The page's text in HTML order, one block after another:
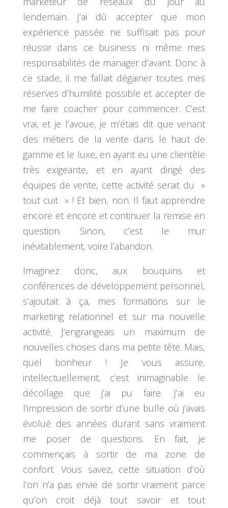
lendemain. J’ai dû accepter que mon
expérience passée ne suffisait pas pour
réussir dans ce business ni même mes
responsabilités de manager d’avant. Donc à
ce stade, il me fallait dégainer toutes mes
réserves d’humilité possible et accepter de
me faire coacher pour commencer. C’est
vrai, et je l’avoue, je m’étais dit que venant
des métiers de la vente dans le haut de
gamme et le luxe, en ayant eu une clientèle
très exigeante, et en ayant dirigé des
équipes de vente, cette activité serait du »
tout cuit » ! Et bien, non. Il faut apprendre
encore et encore et continuer la remise en
question. Sinon, c’est le mur
inévitablement, voire l’abandon.
Imaginez donc, aux bouquins et
conférences de développement personnel,
s’ajoutait à ça, mes formations sur le
marketing relationnel et sur ma nouvelle
activité. J’engrangeais un maximum de
nouvelles choses dans ma petite tête. Mais,
quel bonheur ! Je vous assure,
intellectuellement, c’est inimaginable le
décollage que j’ai pu faire. J’ai eu
l’impression de sortir d’une bulle où j’avais
évolué des années durant sans vraiment
me poser de questions. En fait, je
commençais à sortir de ma zone de
confort. Vous savez, cette situation d’où
l’on n’a pas envie de sortir vraiment parce
qu’on croit déjà tout savoir et tout